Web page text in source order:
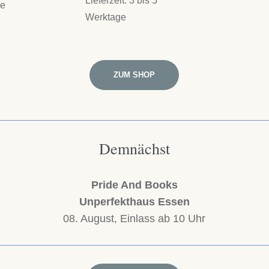
Werktage
ZUM SHOP
Demnächst
Pride And Books
Unperfekthaus Essen
08. August, Einlass ab 10 Uhr